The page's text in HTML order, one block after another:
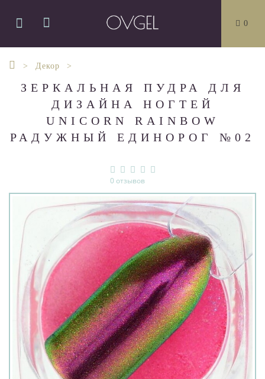
0
Декор
ЗЕРКАЛЬНАЯ ПУДРА ДЛЯ
ДИЗАЙНА НОГТЕЙ
UNICORN RAINBOW
РАДУЖНЫЙ ЕДИНОРОГ №02
0 отзывов